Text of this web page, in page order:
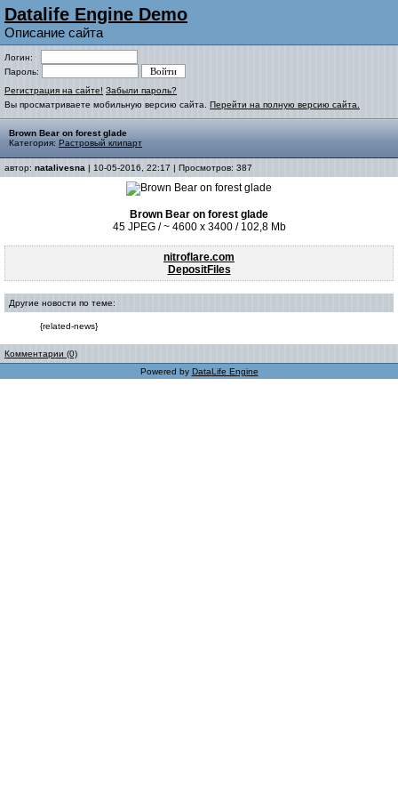
Datalife Engine Demo
Описание сайта
Логин:
Пароль:
Регистрация на сайте! Забыли пароль?
Вы просматриваете мобильную версию сайта. Перейти на полную версию сайта.
Brown Bear on forest glade
Категория: Растровый клипарт
автор: natalivesna | 10-05-2016, 22:17 | Просмотров: 387
Brown Bear on forest glade
45 JPEG / ~ 4600 x 3400 / 102,8 Mb
nitroflare.com
DepositFiles
Другие новости по теме:
{related-news}
Комментарии (0)
Powered by DataLife Engine